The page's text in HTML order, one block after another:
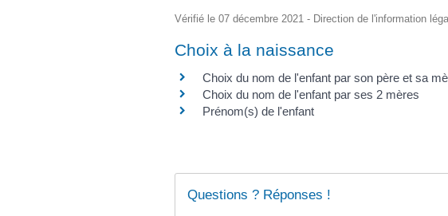
Vérifié le 07 décembre 2021 - Direction de l'information
Choix à la naissance
Choix du nom de l'enfant par son père et sa
Choix du nom de l'enfant par ses 2 mères
Prénom(s) de l'enfant
Questions ? Réponses !